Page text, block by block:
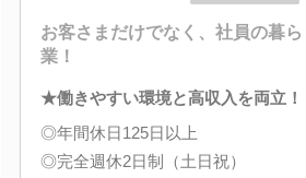
お客さまだけでなく、社員の暮
業！
★働きやすい環境と高収入を両立！
◎年間休日125日以上
◎完全週休2日制（土日祝）